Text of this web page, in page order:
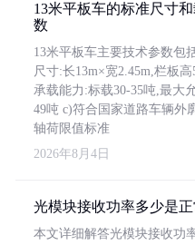
13米平板车的标准尺寸
数
13米平板车主要技术参数包
尺寸:长13m×宽2.45m,栏板高
承载能力:标载30-35吨,最大
49吨 c)符合国家道路车辆外
轴荷限值标准
2026年8月4日
光模块接收功率多少是正
本文详细解答光模块接收功